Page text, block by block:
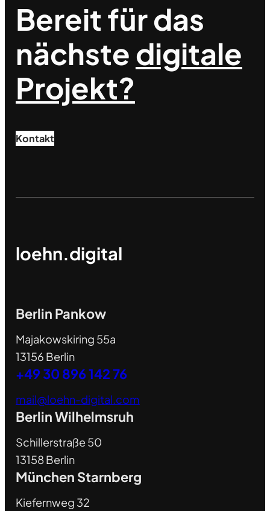
Bereit für das
nächstedigitale
Projekt?
Kontakt
loehn.digital
Berlin Pankow
Majakowskiring 55a
13156 Berlin
+49 30 896 142 76
mail@loehn-digital.com
Berlin Wilhelmsruh
Schillerstraße 50
13158 Berlin
München Starnberg
Kiefernweg 32